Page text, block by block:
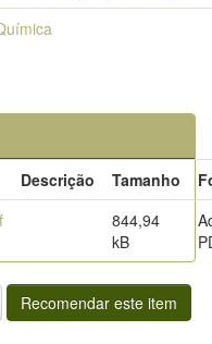
Descrição Tamanho
844,94
kB
Recomendar este item